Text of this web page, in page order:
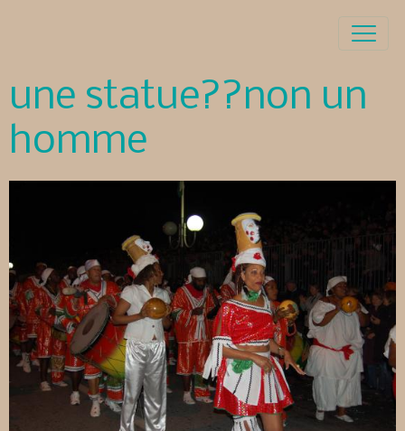
une statue??non un
homme